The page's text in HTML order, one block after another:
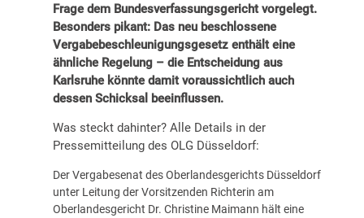
Frage dem Bundesverfassungsgericht vorgelegt.
Besonders pikant: Das neu beschlossene
Vergabebeschleunigungsgesetz enthält eine
ähnliche Regelung – die Entscheidung aus
Karlsruhe könnte damit voraussichtlich auch
dessen Schicksal beeinflussen.
Was steckt dahinter? Alle Details in der
Pressemitteilungdes OLG Düsseldorf:
Der Vergabesenat des Oberlandesgerichts Düsseldorf
unter Leitung der Vorsitzenden Richterin am
Oberlandesgericht Dr. Christine Maimann hält eine